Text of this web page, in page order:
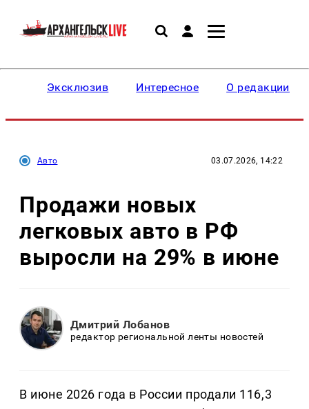
Эксклюзив Интересное О редакции
Авто 03.07.2026, 14:22
Продажи новых
легковых авто в РФ
выросли на 29% в июне
Дмитрий Лобанов
редактор региональной ленты новостей
В июне 2026 года в России продали 116,3